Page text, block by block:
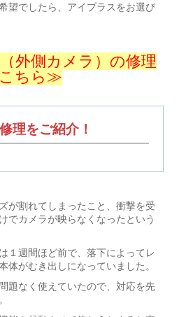
望でしたら、アイプラスをお選び
外側カメラ）の修理
ちら≫
理をご紹介！
が割れてしまったこと、衝撃を受
でカメラが映らなくなったという
１週間ほど前で、落下によってレ
体がむき出しになっていました。
題なく使えていたので、対応を先